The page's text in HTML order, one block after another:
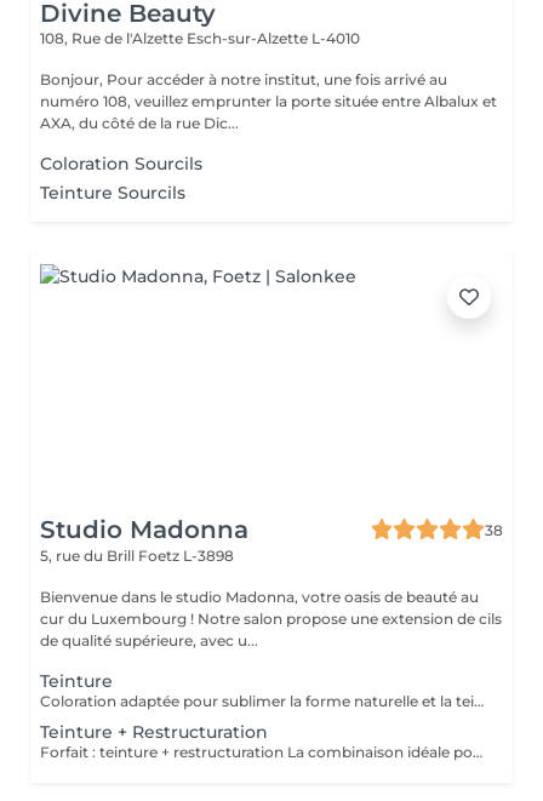
Divine Beauty
108, Rue de l'Alzette Esch-sur-Alzette L-4010
Bonjour, Pour accéder à notre institut, une fois arrivé au
numéro 108, veuillez emprunter la porte située entre Albalux et
AXA, du côté de la rue Dic...
Coloration Sourcils
Teinture Sourcils
Studio Madonna
38
5, rue du Brill Foetz L-3898
Bienvenue dans le studio Madonna, votre oasis de beauté au
cur du Luxembourg ! Notre salon propose une extension de cils
de qualité supérieure, avec u...
Teinture
Coloration adaptée pour sublimer la forme naturelle et la teinte du visage.
Teinture + Restructuration
Forfait : teinture + restructuration La combinaison idéale pour des sourcils bien dessinés et élégamment mis en valeur.